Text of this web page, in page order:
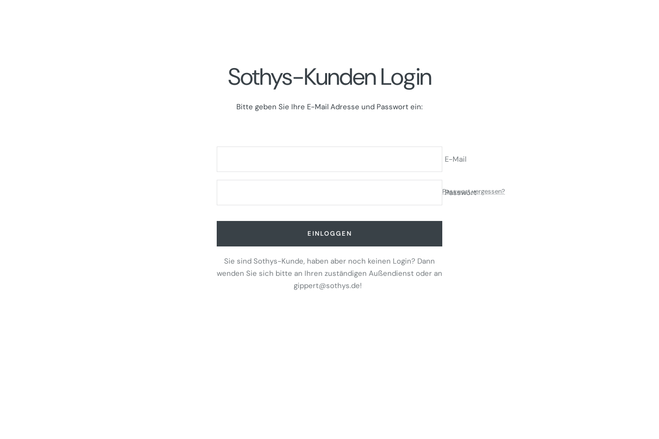
Sothys-Kunden Login
Bitte geben Sie Ihre E-Mail Adresse und Passwort ein:
E-Mail
Passwort
Passwort vergessen?
EINLOGGEN
Sie sind Sothys-Kunde, haben aber noch keinen Login? Dann
wenden Sie sich bitte an Ihren zuständigen Außendienst oder an
gippert@sothys.de!